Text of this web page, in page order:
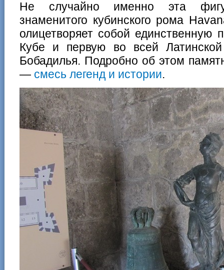
Не случайно именно эта
знаменитого кубинского рома
олицетворяет собой единственную
Кубе и первую во всей
Бобадилья. Подробно об этом
— смесь легенд и истории.